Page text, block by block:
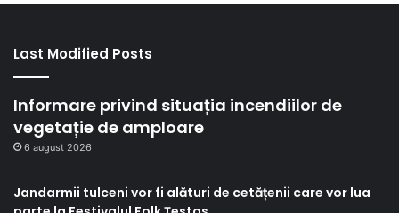
Last Modified Posts
Informare privind situația incendiilor de
vegetație de amploare
6 august 2026
Jandarmii tulceni vor fi alături de cetățenii care vor lua